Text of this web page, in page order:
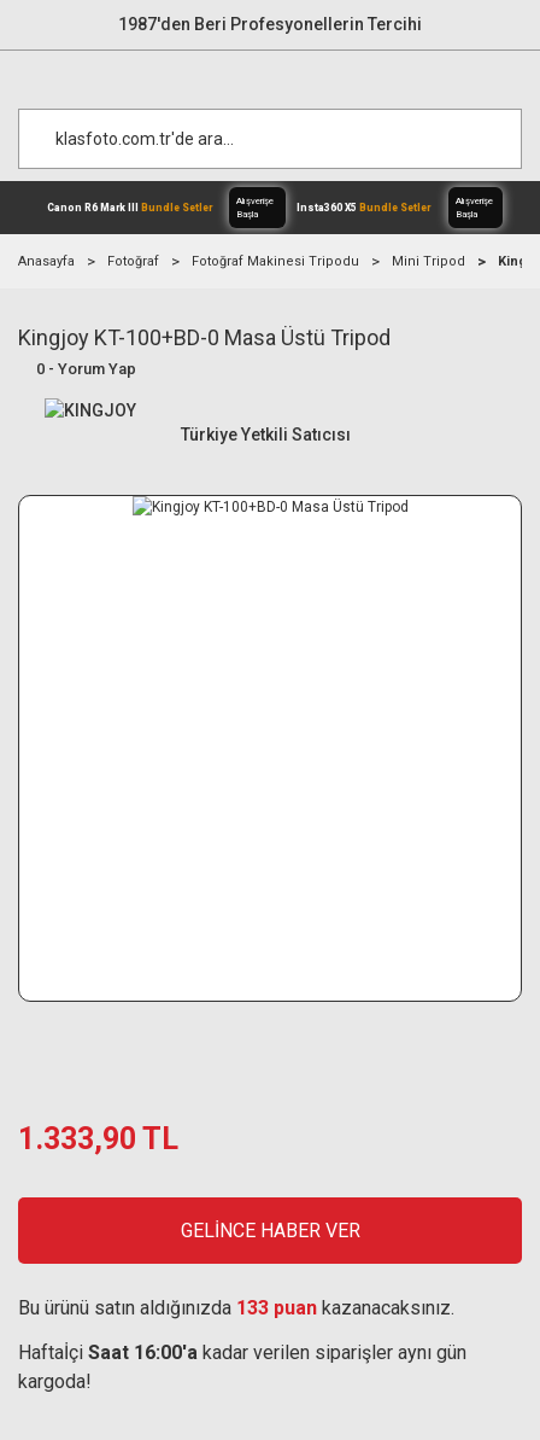
1987'den Beri Profesyonellerin Tercihi
Canon R6 Mark IIIBundle Setler
Anasayfa Fotoğraf Fotoğraf Makinesi Tripodu Mini Tripod
Kingjoy KT-100+BD-0 Masa Üstü Tripod
0 - Yorum Yap
Türkiye Yetkili Satıcısı
1.333,90 TL
GELİNCE HABER VER
Bu ürünü satın aldığınızda 133 puan kazanacaksınız.
Haftaİçi Saat 16:00'a kadar verilen siparişler aynı gün
kargoda!